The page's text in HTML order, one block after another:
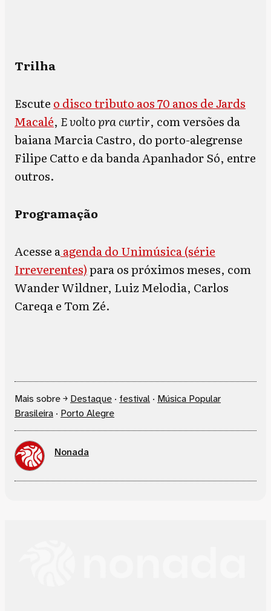
Trilha
Escute o disco tributo aos 70 anos de Jards
Macalé, E volto pra curtir, com versões da
baiana Marcia Castro, do porto-alegrense
Filipe Catto e da banda Apanhador Só, entre
outros.
Programação
Acesse aagenda do Unimúsica (série
Irreverentes)para os próximos meses, com
Wander Wildner, Luiz Melodia, Carlos
Careqa e Tom Zé.
Mais sobre ￫ Destaque · festival · Música Popular
Brasileira · Porto Alegre
Nonada